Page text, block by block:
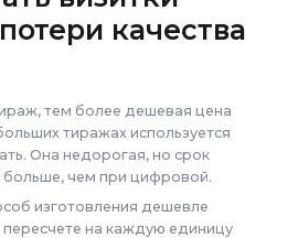
качества
тем более дешевая цена
тиражах используется
Она недорогая, но срок
больше, чем при цифровой.
изготовления дешевле
на каждую единицу